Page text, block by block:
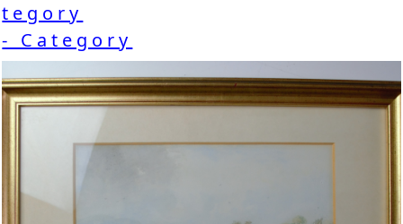
tegory
- Category